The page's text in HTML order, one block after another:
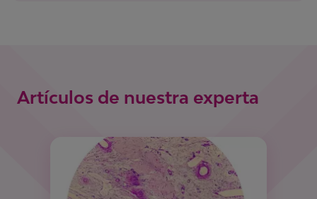
Artículos de nuestra experta